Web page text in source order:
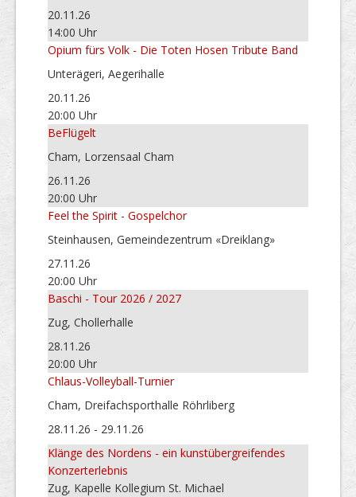
20.11.26
14:00 Uhr
Opium fürs Volk - Die Toten Hosen Tribute Band
Unterägeri, Aegerihalle
20.11.26
20:00 Uhr
BeFlügelt
Cham, Lorzensaal Cham
26.11.26
20:00 Uhr
Feel the Spirit - Gospelchor
Steinhausen, Gemeindezentrum «Dreiklang»
27.11.26
20:00 Uhr
Baschi - Tour 2026 / 2027
Zug, Chollerhalle
28.11.26
20:00 Uhr
Chlaus-Volleyball-Turnier
Cham, Dreifachsporthalle Röhrliberg
28.11.26 - 29.11.26
Klänge des Nordens - ein kunstübergreifendes
Konzerterlebnis
Zug, Kapelle Kollegium St. Michael